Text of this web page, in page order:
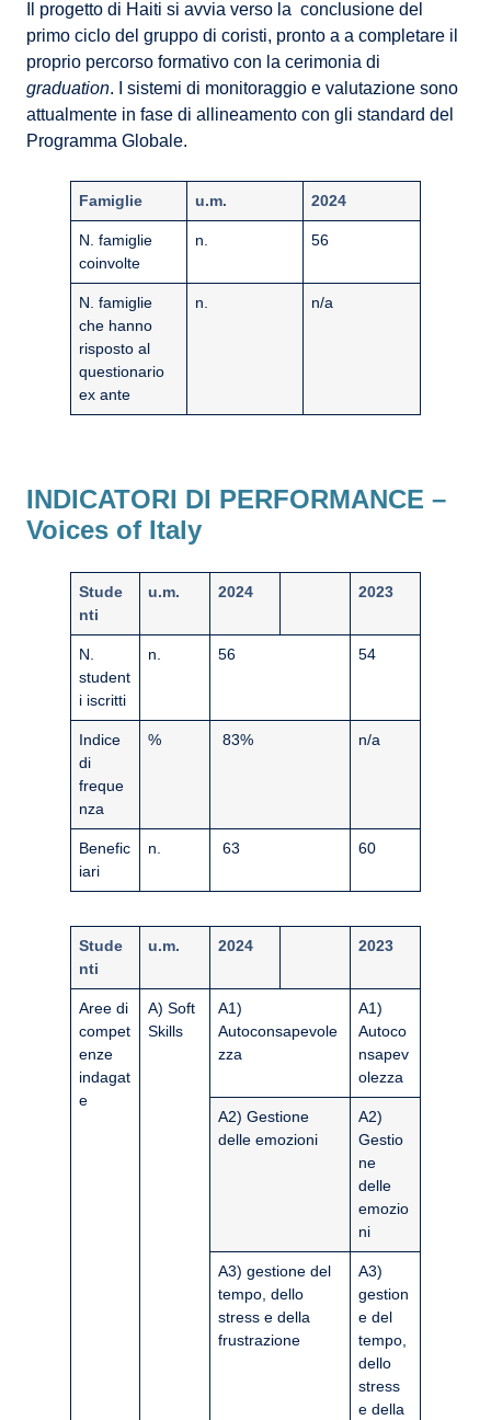
Il progetto di Haiti si avvia verso la conclusione del
primo ciclo del gruppo di coristi, pronto a a completare il
proprio percorso formativo con la cerimonia di
graduation. I sistemi di monitoraggio e valutazione sono
attualmente in fase di allineamento con gli standard del
Programma Globale.
Famiglie u.m. 2024
N. famiglie
coinvolte
n. 56
N. famiglie
che hanno
risposto al
questionario
ex ante
n. n/a
INDICATORI DI PERFORMANCE –
Voices of Italy
Stude
nti
u.m. 2024 2023
N.
student
i iscritti
n. 56 54
Indice
di
freque
nza
% 83% n/a
Benefic
iari
n. 63 60
Stude
nti
u.m. 2024 2023
Aree di
compet
enze
indagat
e
A) Soft
Skills
A1)
Autoconsapevole
zza
A1)
Autoco
nsapev
olezza
A2) Gestione
delle emozioni
A2)
Gestio
ne
delle
emozio
ni
A3) gestione del
tempo, dello
stress e della
frustrazione
A3)
gestion
e del
tempo,
dello
stress
e della